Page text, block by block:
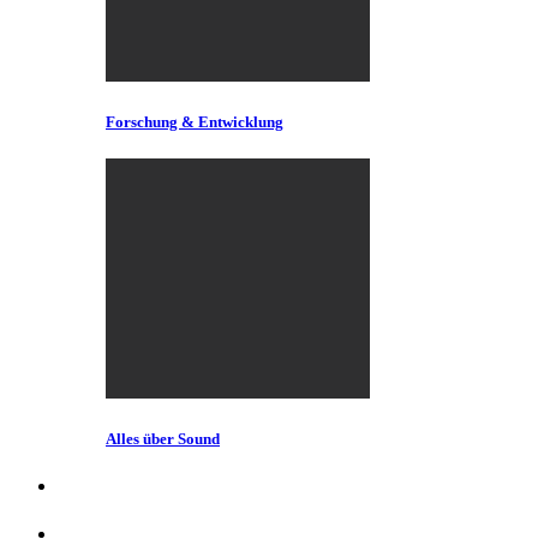
Forschung & Entwicklung
Alles über Sound